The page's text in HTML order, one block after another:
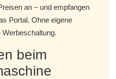
an – und empfangen
Portal. Ohne eigene
beim